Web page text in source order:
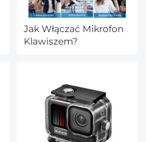
Jak Włączać Mikrofon
Klawiszem?